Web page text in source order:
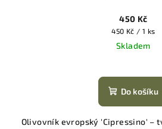
450 Kč
Měrná
cena:
450 Kč / 1 ks
Skladem
Do košíku
Olivovník evropský 'Cipressino' –